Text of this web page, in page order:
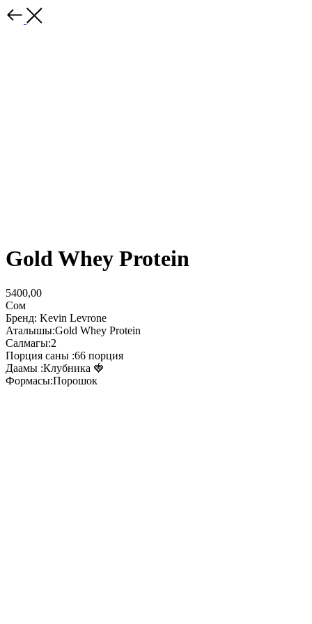
Gold Whey Protein
5400,00
Сом
Бренд: Kevin Levrone
Аталышы:Gold Whey Protein
Салмагы:2
Порция саны :66 порция
Даамы :Клубника 🍓
Формасы:Порошок